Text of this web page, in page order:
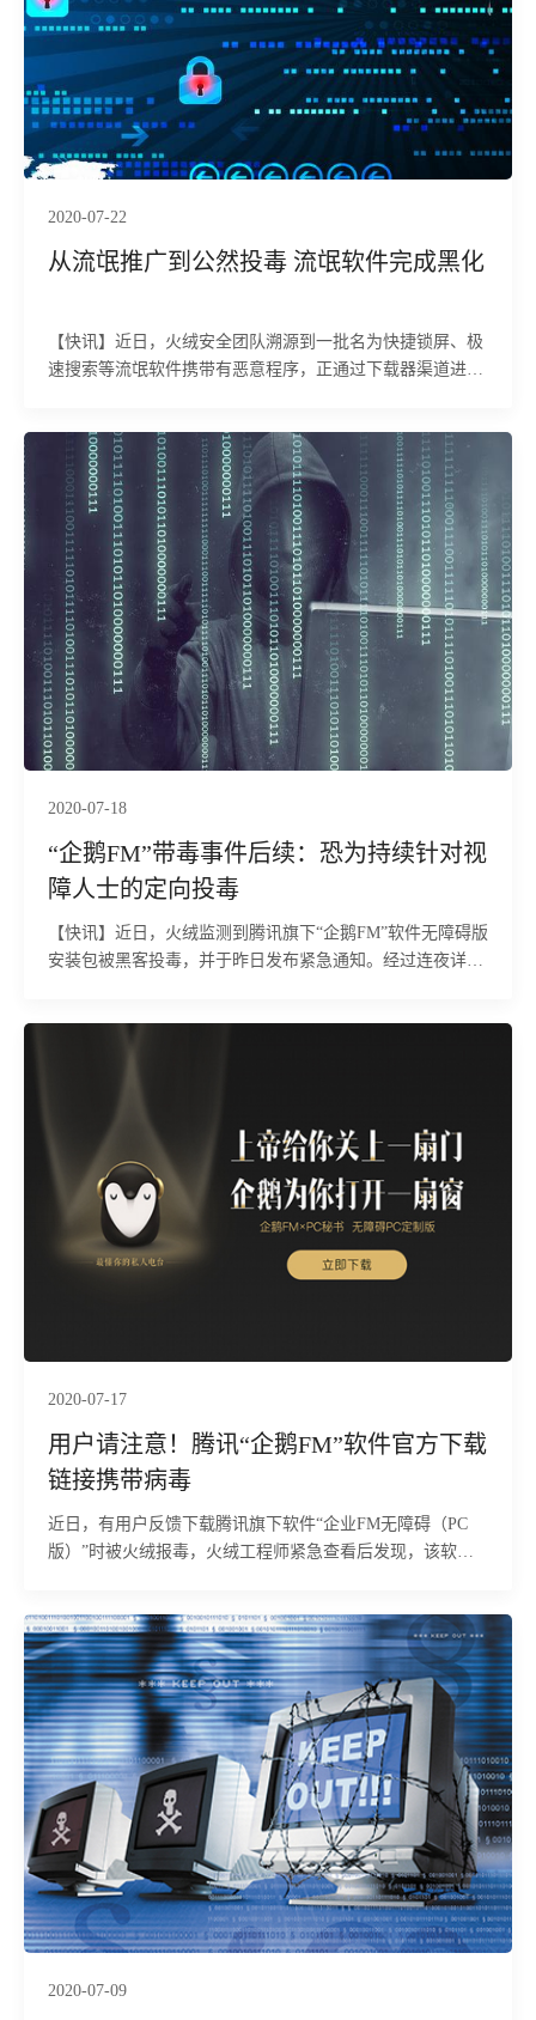
2020-07-22
从流氓推广到公然投毒 流氓软件完成黑化
【快讯】近日，火绒安全团队溯源到一批名为快捷锁屏、极
速搜索等流氓软件携带有恶意程序，正通过下载器渠道进行
2020-07-18
“企鹅FM”带毒事件后续：恐为持续针对视
障人士的定向投毒
【快讯】近日，火绒监测到腾讯旗下“企鹅FM”软件无障碍版
安装包被黑客投毒，并于昨日发布紧急通知。经过连夜详细
2020-07-17
用户请注意！腾讯“企鹅FM”软件官方下载
链接携带病毒
近日，有用户反馈下载腾讯旗下软件“企业FM无障碍（PC
版）”时被火绒报毒，火绒工程师紧急查看后发现，该软件
2020-07-09